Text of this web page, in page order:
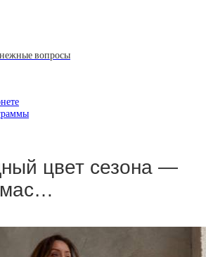
вопросы
цвет сезона —
мас…